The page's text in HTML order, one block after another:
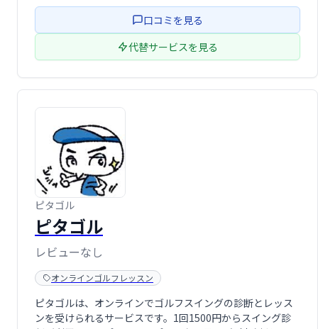
けられます。
口コミを見る
代替サービスを見る
ピタゴル
ピタゴル
レビューなし
オンラインゴルフレッスン
ピタゴルは、オンラインでゴルフスイングの診断とレッス
ンを受けられるサービスです。1回1500円からスイング診